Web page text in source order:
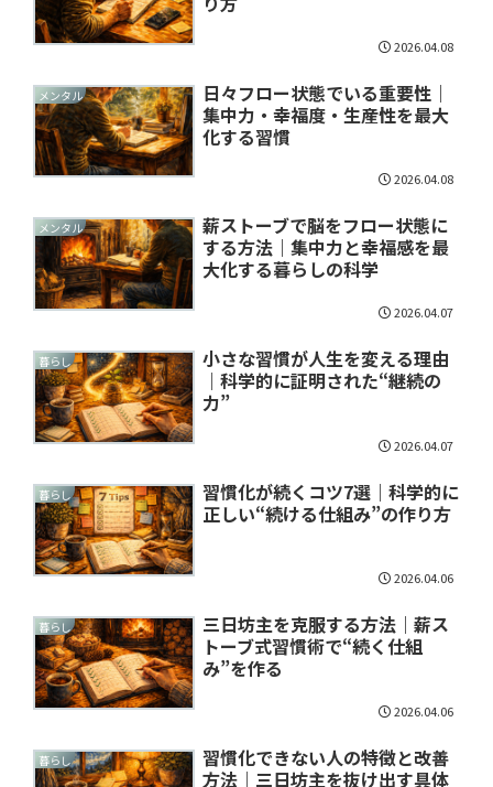
2026.04.08
メンタル
日々フロー状態でいる重要性｜
集中力・幸福度・生産性を最大
化する習慣
2026.04.08
メンタル
薪ストーブで脳をフロー状態に
する方法｜集中力と幸福感を最
大化する暮らしの科学
2026.04.07
暮らし
小さな習慣が人生を変える理由
｜科学的に証明された“継続の
力”
2026.04.07
暮らし
習慣化が続くコツ7選｜科学的に
正しい“続ける仕組み”の作り方
2026.04.06
暮らし
三日坊主を克服する方法｜薪ス
トーブ式習慣術で“続く仕組
み”を作る
2026.04.06
暮らし
習慣化できない人の特徴と改善
方法｜三日坊主を抜け出す具体